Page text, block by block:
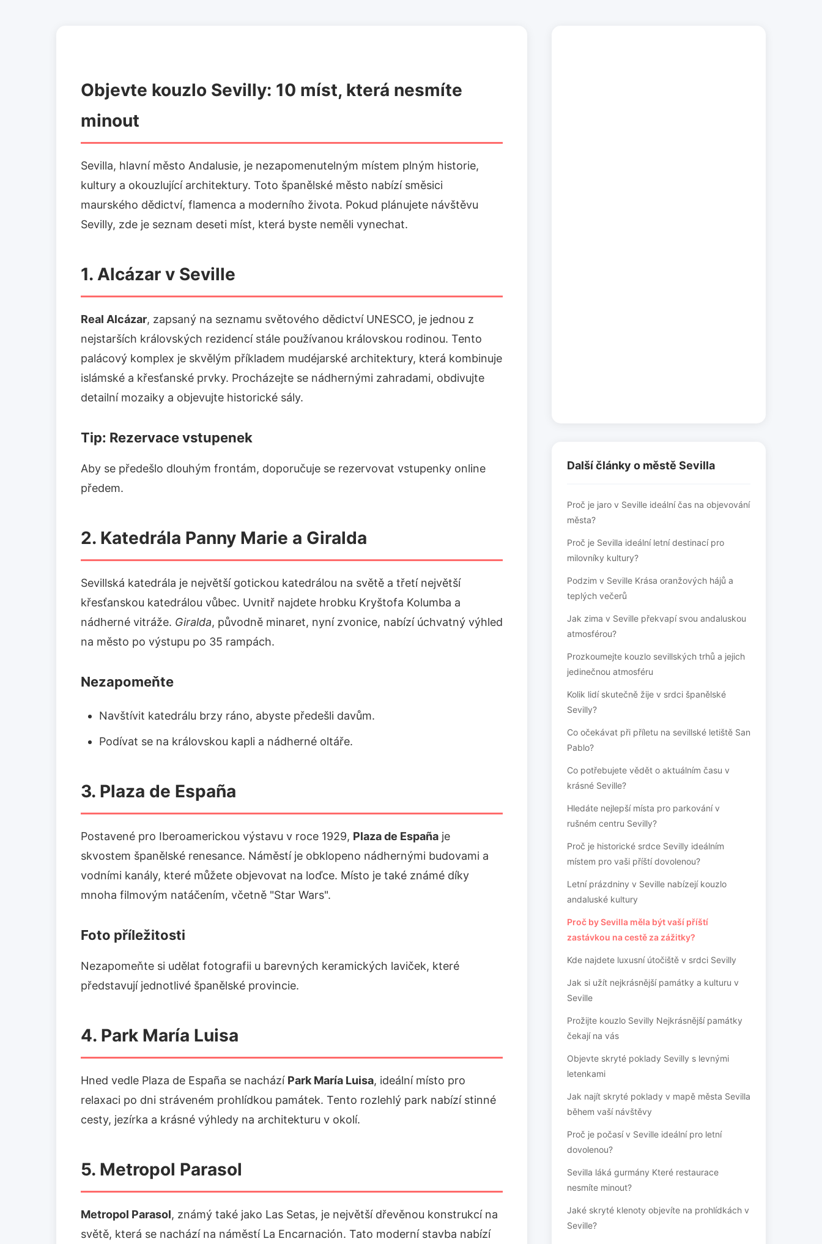
Objevte kouzlo Sevilly: 10 míst, která nesmíte
minout
Sevilla, hlavní město Andalusie, je nezapomenutelným místem plným historie,
kultury a okouzlující architektury. Toto španělské město nabízí směsici
maurského dědictví, flamenca a moderního života. Pokud plánujete návštěvu
Sevilly, zde je seznam deseti míst, která byste neměli vynechat.
1. Alcázar v Seville
Real Alcázar, zapsaný na seznamu světového dědictví UNESCO, je jednou z
nejstarších královských rezidencí stále používanou královskou rodinou. Tento
palácový komplex je skvělým příkladem mudéjarské architektury, která kombinuje
islámské a křesťanské prvky. Procházejte se nádhernými zahradami, obdivujte
detailní mozaiky a objevujte historické sály.
Tip: Rezervace vstupenek
Aby se předešlo dlouhým frontám, doporučuje se rezervovat vstupenky online
předem.
2. Katedrála Panny Marie a Giralda
Sevillská katedrála je největší gotickou katedrálou na světě a třetí největší
křesťanskou katedrálou vůbec. Uvnitř najdete hrobku Kryštofa Kolumba a
nádherné vitráže. Giralda, původně minaret, nyní zvonice, nabízí úchvatný výhled
na město po výstupu po 35 rampách.
Nezapomeňte
Navštívit katedrálu brzy ráno, abyste předešli davům.
Podívat se na královskou kapli a nádherné oltáře.
3. Plaza de España
Postavené pro Iberoamerickou výstavu v roce 1929, Plaza de España je
skvostem španělské renesance. Náměstí je obklopeno nádhernými budovami a
vodními kanály, které můžete objevovat na loďce. Místo je také známé díky
mnoha filmovým natáčením, včetně "Star Wars".
Foto příležitosti
Nezapomeňte si udělat fotografii u barevných keramických laviček, které
představují jednotlivé španělské provincie.
4. Park María Luisa
Hned vedle Plaza de España se nachází Park María Luisa, ideální místo pro
relaxaci po dni stráveném prohlídkou památek. Tento rozlehlý park nabízí stinné
cesty, jezírka a krásné výhledy na architekturu v okolí.
5. Metropol Parasol
Metropol Parasol, známý také jako Las Setas, je největší dřevěnou konstrukcí na
světě, která se nachází na náměstí La Encarnación. Tato moderní stavba nabízí
Další články o městě Sevilla
Proč je jaro v Seville ideální čas na objevování
města?
Proč je Sevilla ideální letní destinací pro
milovníky kultury?
Podzim v Seville Krása oranžových hájů a
teplých večerů
Jak zima v Seville překvapí svou andaluskou
atmosférou?
Prozkoumejte kouzlo sevillských trhů a jejich
jedinečnou atmosféru
Kolik lidí skutečně žije v srdci španělské
Sevilly?
Co očekávat při příletu na sevillské letiště San
Pablo?
Co potřebujete vědět o aktuálním času v
krásné Seville?
Hledáte nejlepší místa pro parkování v
rušném centru Sevilly?
Proč je historické srdce Sevilly ideálním
místem pro vaši příští dovolenou?
Letní prázdniny v Seville nabízejí kouzlo
andaluské kultury
Proč by Sevilla měla být vaší příští
zastávkou na cestě za zážitky?
Kde najdete luxusní útočiště v srdci Sevilly
Jak si užít nejkrásnější památky a kulturu v
Seville
Prožijte kouzlo Sevilly Nejkrásnější památky
čekají na vás
Objevte skryté poklady Sevilly s levnými
letenkami
Jak najít skryté poklady v mapě města Sevilla
během vaší návštěvy
Proč je počasí v Seville ideální pro letní
dovolenou?
Sevilla láká gurmány Které restaurace
nesmíte minout?
Jaké skryté klenoty objevíte na prohlídkách v
Seville?